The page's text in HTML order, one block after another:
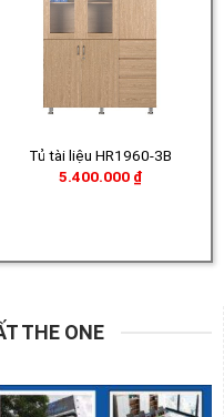
Tủ tài liệu HR1960-3B
5.400.000 ₫
THE ONE